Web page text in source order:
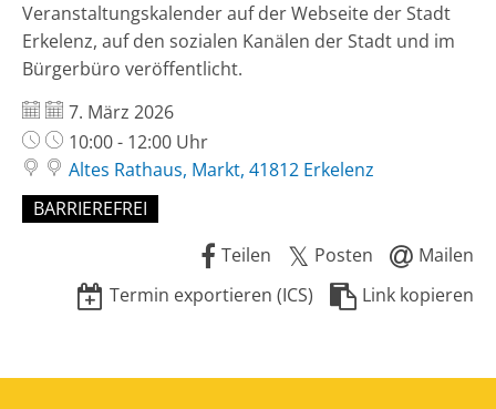
Veranstaltungskalender auf der Webseite der Stadt
Erkelenz, auf den sozialen Kanälen der Stadt und im
Bürgerbüro veröffentlicht.
Datum:
7. März 2026
Uhrzeit:
10:00 - 12:00 Uhr
Altes Rathaus, Markt, 41812 Erkelenz
BARRIEREFREI
Teilen
Posten
Mailen
Termin exportieren (ICS)
Link kopieren